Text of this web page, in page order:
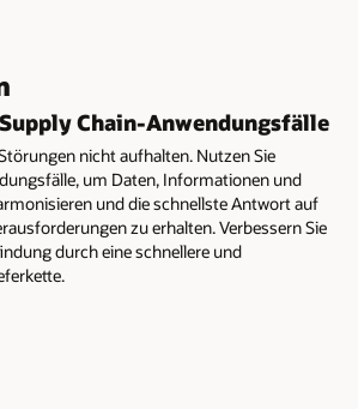
Chain-Anwendungsfälle
nicht aufhalten. Nutzen Sie
um Daten, Informationen und
und die schnellste Antwort auf
zu erhalten. Verbessern Sie
durch eine schnellere und